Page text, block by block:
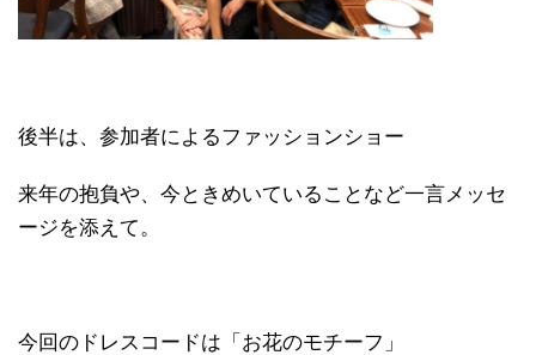
後半は、参加者によるファッションショー
来年の抱負や、今ときめいていることなど一言メッセ
ージを添えて。
今回のドレスコードは「お花のモチーフ」